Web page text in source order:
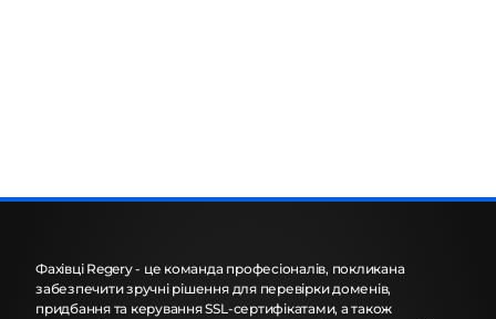
Фахівці Regery - це команда професіоналів, покликана
забезпечити зручні рішення для перевірки доменів,
придбання та керування SSL-сертифікатами, а також